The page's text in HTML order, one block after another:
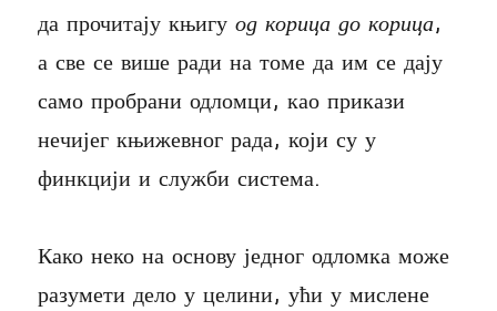
да прочитају књигуод корица до корица,
а све се више ради на томе да им се дају
само пробрани одломци, као прикази
нечијег књижевног рада, који су у
финкцији и служби система.
Како неко на основу једног одломка може
разумети дело у целини, ући у мислене